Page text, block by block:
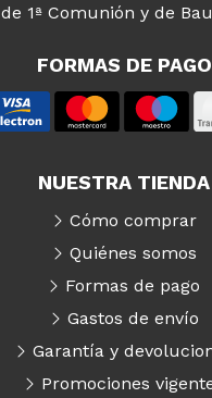
de 1ª Comunión y de
FORMAS DE PAGO
NUESTRA TIENDA
Cómo comprar
Quiénes somos
Formas de pago
Gastos de envío
Garantía y
Promociones